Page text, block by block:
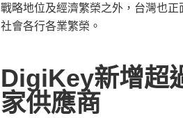
戰略地位及經濟繁榮之外，台灣也
社會各行各業繁榮。
DigiKey新增超
家供應商